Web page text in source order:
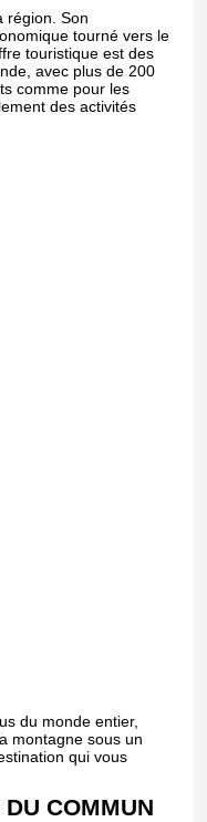
région. Son
tourné vers le
touristique est des
avec plus de 200
comme pour les
des activités
du monde entier,
montagne sous un
qui vous
COMMUN